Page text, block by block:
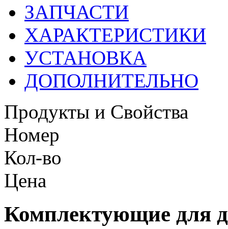
ЗАПЧАСТИ
ХАРАКТЕРИСТИКИ
УСТАНОВКА
ДОПОЛНИТЕЛЬНО
Продукты и Свойства
Номер
Кол-во
Цена
Комплектующие для